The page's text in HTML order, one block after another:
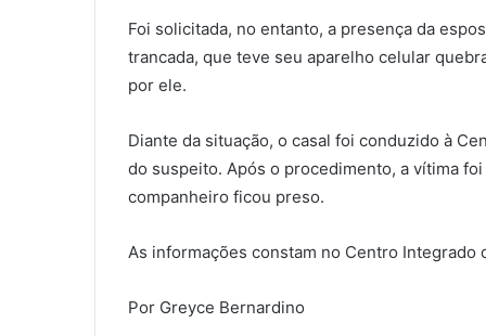
Foi solicitada, no entanto, a presença da
trancada, que teve seu aparelho celular
por ele.
Diante da situação, o casal foi conduzido à
do suspeito. Após o procedimento, a vítima
companheiro ficou preso.
As informações constam no Centro Integrado
Por Greyce Bernardino